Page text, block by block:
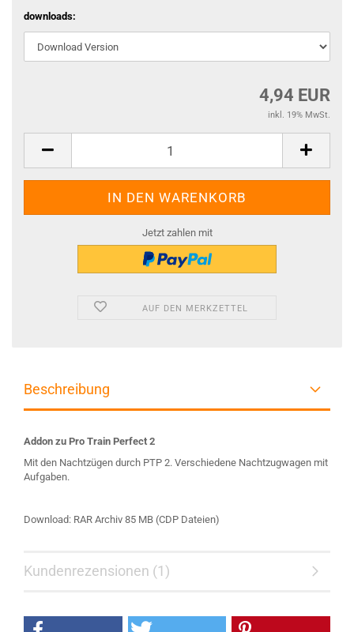
downloads:
4,94 EUR
inkl. 19% MwSt.
Jetzt zahlen mit
AUF DEN MERKZETTEL
Beschreibung
Addon zu Pro Train Perfect 2
Mit den Nachtzügen durch PTP 2. Verschiedene Nachtzugwagen mit
Aufgaben.
Download: RAR Archiv 85 MB (CDP Dateien)
Kundenrezensionen (1)